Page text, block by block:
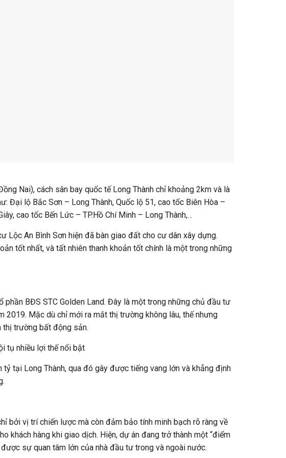
tại Long Thành, qua đó gây được tiếng vang lớn và khẳng định
bởi vị trí chiến lược mà còn đảm bảo tính minh bạch rõ ràng về
khách hàng khi giao dịch. Hiện, dự án đang trở thành một “điểm
sự quan tâm lớn của nhà đầu tư trong và ngoài nước.
án theo hướng một khu đô thị hiện đại với những tiện ích cao
của cộng đồng dân cư. Theo đó, chủ đầu tư STC Golden Land
cư dân một không gian sống trọn vẹn, thoải mái nhất.
Trung tâm thương mại, sân tennis, hồ bơi, khu nhà hàng, quán
tại nhà phố thương mại của dự án vô cùng đa dạng, cung
dễ dàng di chuyển đến các khu vực ngoại tỉnh như TP HCM,